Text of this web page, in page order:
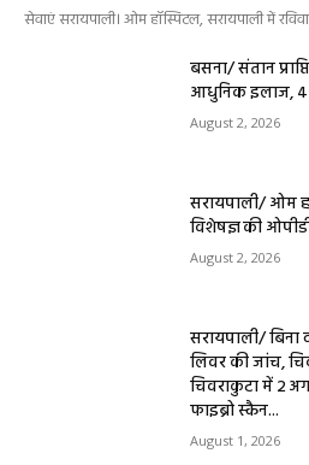
सेवाएं सरायपाली। ओम हॉस्पिटल, सरायपाली में
बसना/ संतान
आधुनिक इलाज, 4
August 2, 2026
सरायपाली/ ओम
विशेषज्ञ की
August 2, 2026
सरायपाली/
लिवर की जांच,
चिवराकुटा में 2
फाइब्रो स्कैन...
August 1, 2026